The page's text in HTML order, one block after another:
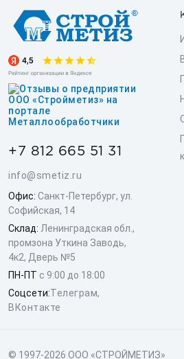
+7 812 665 51 31
info@smetiz.ru
Офис: Санкт-Петербург, ул.
Софийская, 14
Склад: Ленинградская обл.,
промзона Уткина Заводь,
4к2, Дверь №5
ПН-ПТ с 9:00 до 18:00
Соцсети:Телеграм,
ВКонтакте
© 1997-2026 ООО «СТРОЙМЕТИЗ»